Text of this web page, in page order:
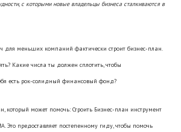
с которыми новые владельцы бизнеса сталкиваются в
для меньших компаний фактически строит бизнес-план.
Какие числа ты должен сплотить, чтобы
есть рок-солидный финансовый фонд?
который может помочь: Строить Бизнес-план инструмент
Это предоставляет постепенному гиду, чтобы помочь